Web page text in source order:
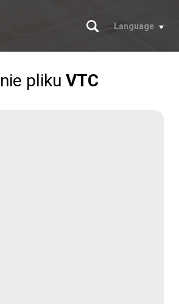
Szukaj
Language
pliku VTC